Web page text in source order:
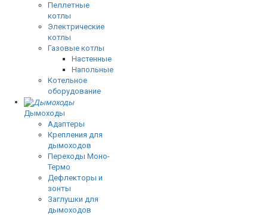
Пеллетные
котлы
Электрические
котлы
Газовые котлы
Настенные
Напольные
Котельное
оборудование
Дымоходы
Адаптеры
Крепления для
дымоходов
Переходы Моно-
Термо
Дефлекторы и
зонты
Заглушки для
дымоходов